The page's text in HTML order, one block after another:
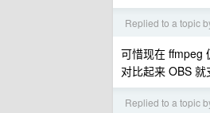
Replied to a topic
可惜现在 ffmpeg
对比起来 OBS 就
Replied to a topic